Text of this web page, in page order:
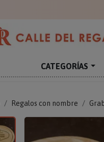
CATEGORÍAS
Regalos con nombre